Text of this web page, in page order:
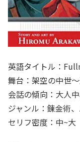
英語タイトル：
舞台：架空の中世
会話の傾向：大人
ジャンル：錬金術
セリフ密度：中~大